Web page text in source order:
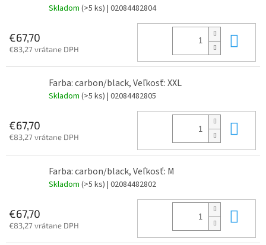
Skladom (>5 ks) | 02084482804
€67,70
€83,27 vrátane DPH
Farba: carbon/black, Veľkosť: XXL
Skladom (>5 ks) | 02084482805
€67,70
€83,27 vrátane DPH
Farba: carbon/black, Veľkosť: M
Skladom (>5 ks) | 02084482802
€67,70
€83,27 vrátane DPH